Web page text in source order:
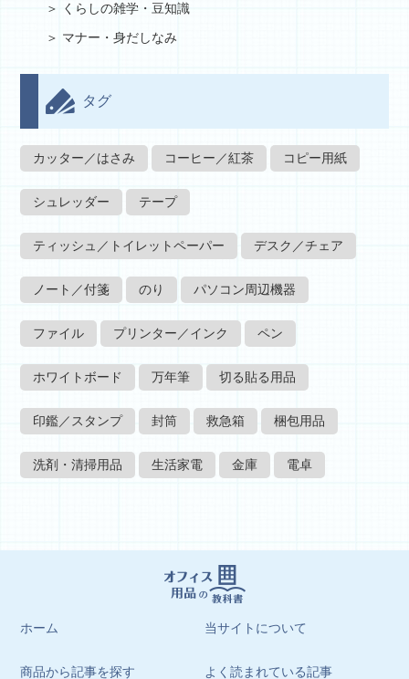
くらしの雑学・豆知識
マナー・身だしなみ
タグ
カッター／はさみ コーヒー／紅茶 コピー用紙
シュレッダー テープ
ティッシュ／トイレットペーパー デスク／チェア
ノート／付箋 のり パソコン周辺機器
ファイル プリンター／インク ペン
ホワイトボード 万年筆 切る貼る用品
印鑑／スタンプ 封筒 救急箱 梱包用品
洗剤・清掃用品 生活家電 金庫 電卓
ホーム 当サイトについて
商品から記事を探す よく読まれている記事